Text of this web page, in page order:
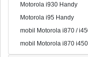
Motorola i930 Handy
Motorola i95 Handy
mobil Motorola i870 /
mobil Motorola i870